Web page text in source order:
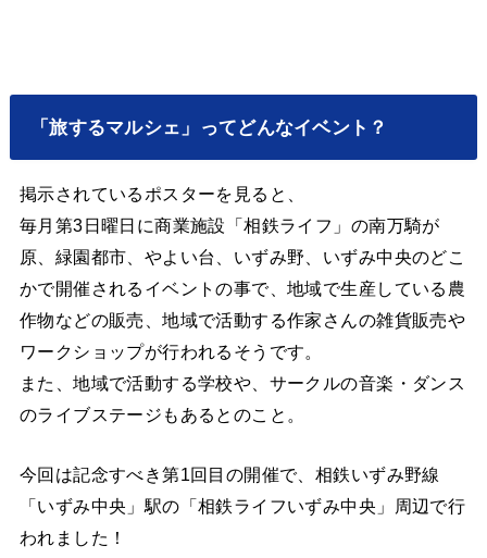
「旅するマルシェ」ってどんなイベント？
掲示されているポスターを見ると、
毎月第3日曜日に商業施設「相鉄ライフ」の南万騎が
原、緑園都市、やよい台、いずみ野、いずみ中央のどこ
かで開催されるイベントの事で、地域で生産している農
作物などの販売、地域で活動する作家さんの雑貨販売や
ワークショップが行われるそうです。
また、地域で活動する学校や、サークルの音楽・ダンス
のライブステージもあるとのこと。
今回は記念すべき第1回目の開催で、相鉄いずみ野線
「いずみ中央」駅の「相鉄ライフいずみ中央」周辺で行
われました！